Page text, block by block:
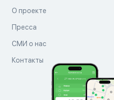
О проекте
Пресса
СМИ о нас
Контакты